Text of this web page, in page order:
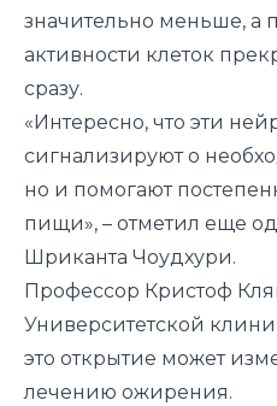
значительно меньше, а
активности клеток
сразу.
«Интересно, что эти
сигнализируют о
но и помогают
пищи», – отметил еще
Шриканта Чоудхури.
Профессор Кристоф
Университетской
это открытие может
лечению ожирения.